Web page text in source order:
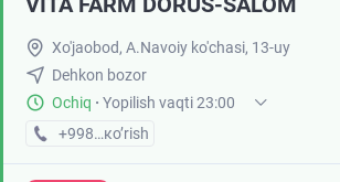
Xo'jaobod, A.Navoiy ko'chasi, 13-uy
Dehkon bozor
Ochiq · Yopilish vaqti 23:00
+998 (90) XXX-XX-XX
кo’rish